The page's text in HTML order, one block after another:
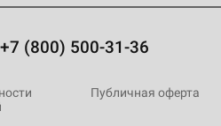
+7 (800) 500-31-36
Публичная оферта